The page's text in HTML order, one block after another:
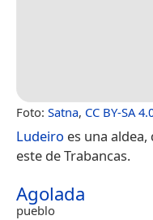
Foto: Satna, CC BY-SA
Ludeiro es una
este de Trabancas.
Agolada
pueblo